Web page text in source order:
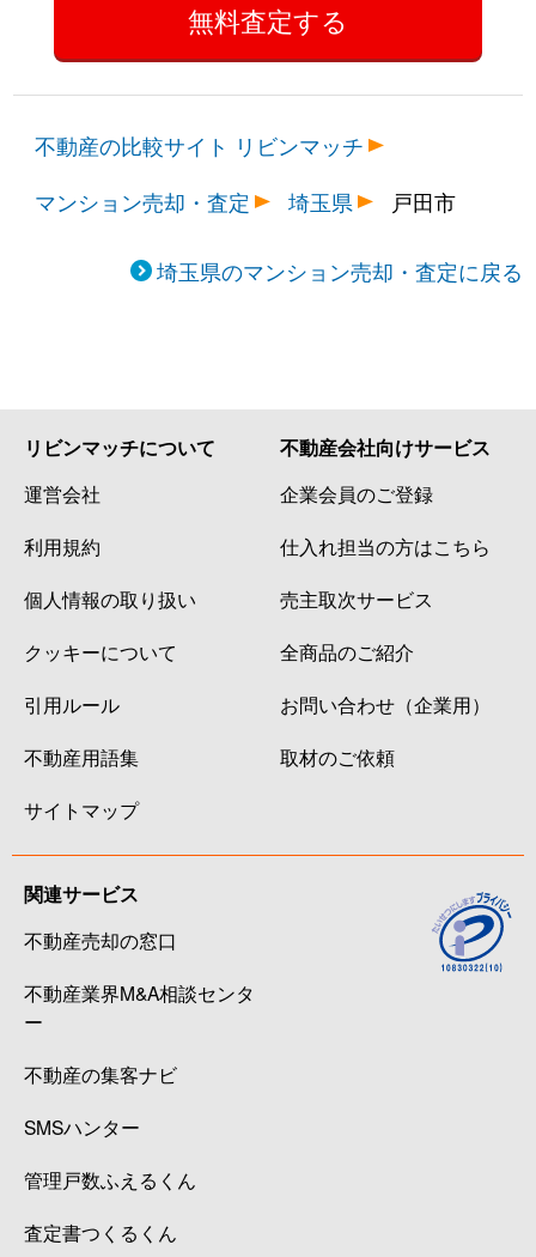
不動産の比較サイト リビンマッチ
マンション売却・査定
埼玉県 戸田市
埼玉県のマンション売却・査定に戻る
リビンマッチについて
運営会社
利用規約
個人情報の取り扱い
クッキーについて
引用ルール
不動産用語集
サイトマップ
不動産会社向けサービス
企業会員のご登録
仕入れ担当の方はこちら
売主取次サービス
全商品のご紹介
お問い合わせ（企業用）
取材のご依頼
関連サービス
不動産売却の窓口
不動産業界M&A相談センタ
ー
不動産の集客ナビ
SMSハンター
管理戸数ふえるくん
査定書つくるくん